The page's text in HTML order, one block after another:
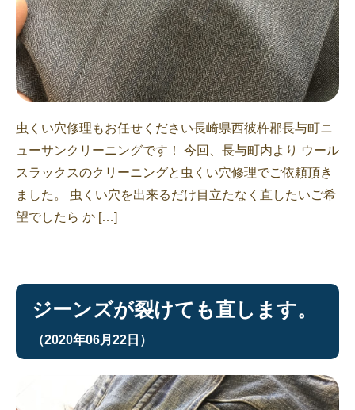
虫くい穴修理もお任せください長崎県西彼杵郡長与町ニ
ューサンクリーニングです！ 今回、長与町内より ウール
スラックスのクリーニングと虫くい穴修理でご依頼頂き
ました。 虫くい穴を出来るだけ目立たなく直したいご希
望でしたら か […]
ジーンズが裂けても直します。
（2020年06月22日）